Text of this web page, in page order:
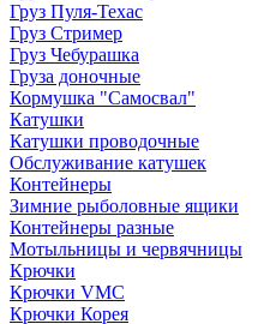
Груз Пуля-Техас
Груз Стример
Груз Чебурашка
Груза доночные
Кормушка "Самосвал"
Катушки
Катушки проводочные
Обслуживание катушек
Контейнеры
Зимние рыболовные ящики
Контейнеры разные
Мотыльницы и червячницы
Крючки
Крючки VMC
Крючки Корея